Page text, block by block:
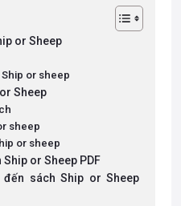
or Sheep
or sheep
Sheep
sheep
or sheep
or Sheep PDF
sách Ship or Sheep